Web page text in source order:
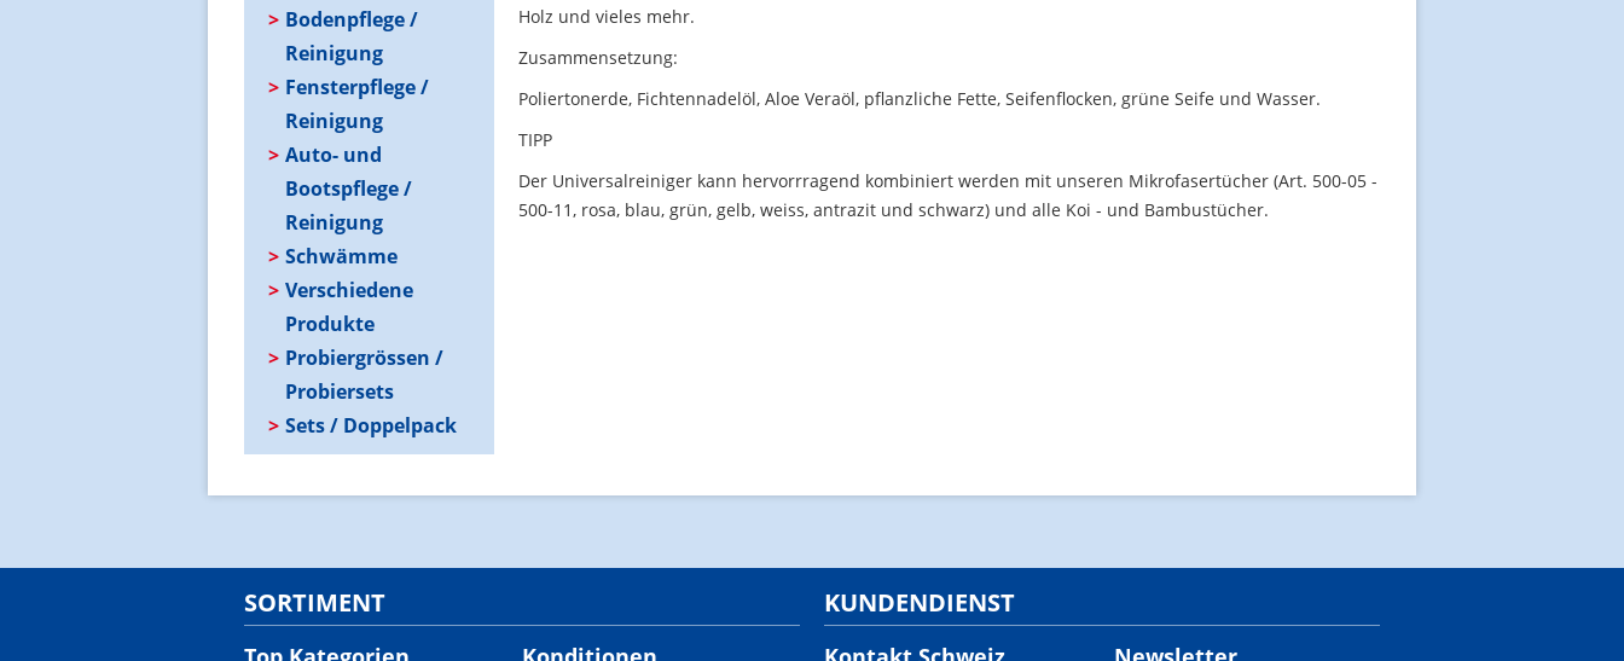
Bodenpflege /
Reinigung
Fensterpflege /
Reinigung
Auto- und
Bootspflege /
Reinigung
Schwämme
Verschiedene
Produkte
Probiergrössen /
Probiersets
Sets / Doppelpack
Holz und vieles mehr.
Zusammensetzung:
Poliertonerde, Fichtennadelöl, Aloe Veraöl, pflanzliche Fette, Seifenflocken, grüne Seife und Wasser.
TIPP
Der Universalreiniger kann hervorrragend kombiniert werden mit unseren Mikrofasertücher (Art. 500-05 -
500-11, rosa, blau, grün, gelb, weiss, antrazit und schwarz) und alle Koi - und Bambustücher.
SORTIMENT KUNDENDIENST